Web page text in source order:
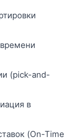
(pick-and-
в
(On-Time